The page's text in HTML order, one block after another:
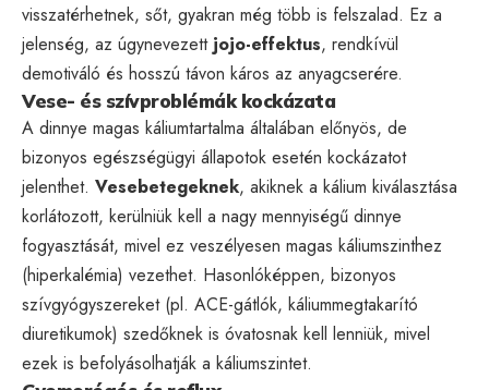
visszatérhetnek, sőt, gyakran még több is felszalad. Ez a
jelenség, az úgynevezett jojo-effektus, rendkívül
demotiváló és hosszú távon káros az anyagcserére.
Vese- és szívproblémák kockázata
A dinnye magas káliumtartalma általában előnyös, de
bizonyos egészségügyi állapotok esetén kockázatot
jelenthet. Vesebetegeknek, akiknek a kálium kiválasztása
korlátozott, kerülniük kell a nagy mennyiségű dinnye
fogyasztását, mivel ez veszélyesen magas káliumszinthez
(hiperkalémia) vezethet. Hasonlóképpen, bizonyos
szívgyógyszereket (pl. ACE-gátlók, káliummegtakarító
diuretikumok) szedőknek is óvatosnak kell lenniük, mivel
ezek is befolyásolhatják a káliumszintet.